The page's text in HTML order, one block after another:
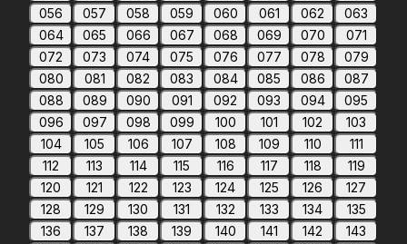
056
057 058 059 060 061 062
063
064
065 066 067 068 069 070
071
072
073 074 075 076 077 078
079
080
081 082 083 084 085 086
087
088
089 090 091 092 093 094
095
096
097 098 099 100 101 102
103
104
105 106 107 108 109 110
111
112
113 114 115 116 117 118
119
120
121 122 123 124 125 126
127
128
129 130 131 132 133 134
135
136
137 138 139 140 141 142
143